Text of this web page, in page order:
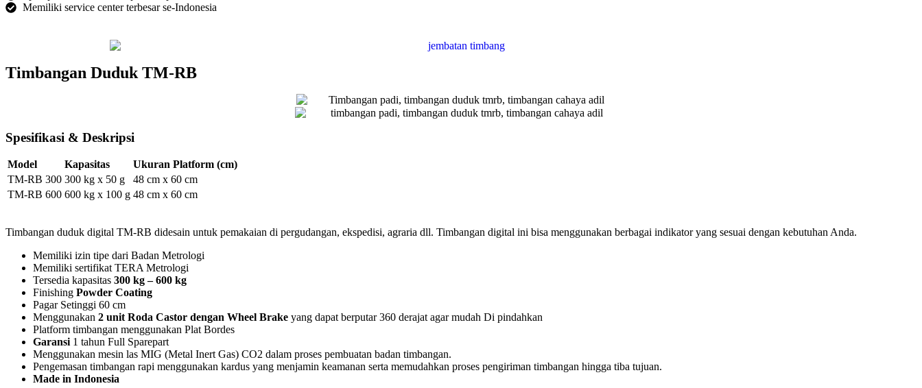
Memiliki service center terbesar se-Indonesia
Timbangan Duduk TM-RB
Spesifikasi & Deskripsi
Model Kapasitas
Ukuran Platform (cm)
TM-RB 300 300 kg x 50 g
48 cm x 60 cm
TM-RB 600 600 kg x 100 g 48 cm x 60 cm
Timbangan duduk digital TM-RB didesain untuk pemakaian di pergudangan, ekspedisi, agraria dll. Timbangan digital ini bisa menggunakan berbagai indikator yang sesuai dengan kebutuhan Anda.
Memiliki izin tipe dari Badan Metrologi
Memiliki sertifikat TERA Metrologi
Tersedia kapasitas 300 kg – 600 kg
Finishing Powder Coating
Pagar Setinggi 60 cm
Menggunakan 2 unit Roda Castor dengan Wheel Brake yang dapat berputar 360 derajat agar mudah Di pindahkan
Platform timbangan menggunakan Plat Bordes
Garansi1 tahun Full Sparepart
Menggunakan mesin las MIG (Metal Inert Gas) CO2 dalam proses pembuatan badan timbangan.
Pengemasan timbangan rapi menggunakan kardus yang menjamin keamanan serta memudahkan proses pengiriman timbangan hingga tiba tujuan.
Made in Indonesia